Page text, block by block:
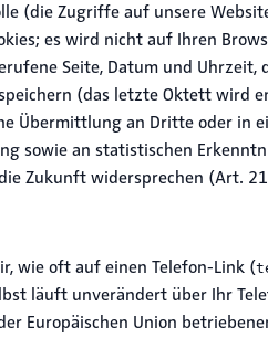
(die Zugriffe auf unsere
es wird nicht auf Ihren
Seite, Datum und Uhrzeit,
(das letzte Oktett
Übermittlung an Dritte oder
sowie an statistischen
Zukunft widersprechen (Art.
wie oft auf einen Telefon-Link (
läuft unverändert über Ihr
Europäischen Union